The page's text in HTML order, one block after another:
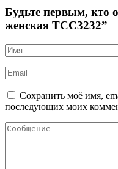
Будьте первым, кто
женская TCC3232”
Сохранить моё имя,
последующих моих